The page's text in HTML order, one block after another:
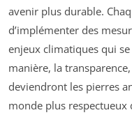
avenir plus durable.
d’implémenter des
enjeux climatiques qui
manière, la
deviendront les pierres
monde plus respectueux